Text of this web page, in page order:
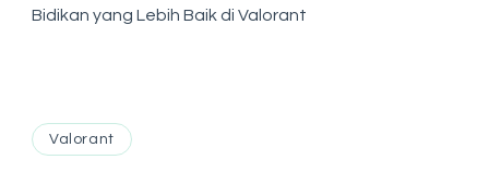
Bidikan yang Lebih Baik di Valorant
Valorant